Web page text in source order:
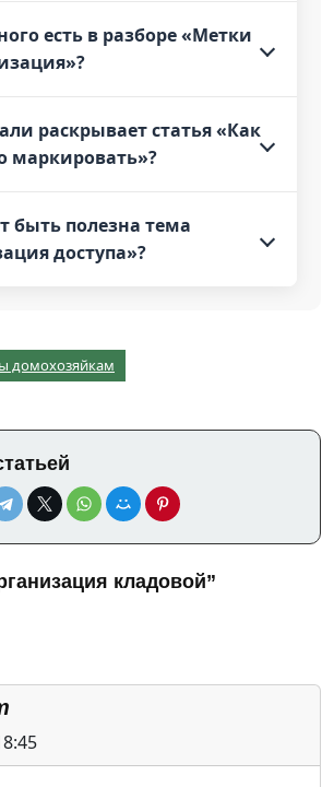
есть в разборе «Метки
раскрывает статья «Как
маркировать»?
быть полезна тема
доступа»?
домохозяйкам
кладовой”